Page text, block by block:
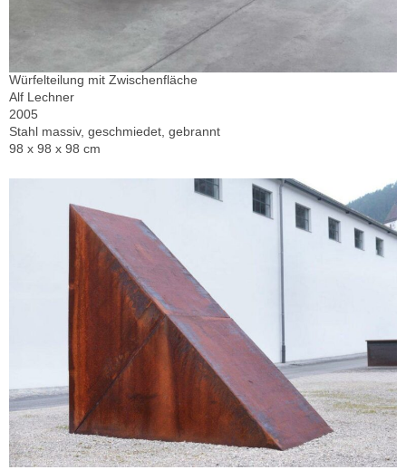
Würfelteilung mit Zwischenfläche
Alf Lechner
2005
Stahl massiv, geschmiedet, gebrannt
98 x 98 x 98 cm